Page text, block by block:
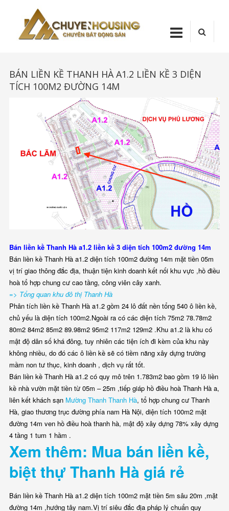
BÁN LIỀN KỀ THANH HÀ A1.2 LIỀN KỀ 3 DIỆN
TÍCH 100M2 ĐƯỜNG 14M
Bán liền kề Thanh Hà a1.2 liền kề 3 diện tích 100m2 đường 14m
Bán liền kề Thanh Hà a1.2 diện tích 100m2 đường 14m mặt tiền 05m
vị trí giao thông đắc địa, thuận tiện kinh doanh kết nối khu vực ,hồ điều
hoà tổ hợp chung cư cao tầng, công viên cây xanh.
=> Tổng quan khu đô thị Thanh Hà
Phân tích liền kề Thanh Hà a1.2 gồm 24 lô đất nền tổng 540 ô liền kề,
chủ yếu là diện tích 100m2.Ngoài ra có các diện tích 75m2 78.78m2
80m2 84m2 85m2 89.98m2 95m2 117m2 129m2 .Khu a1.2 là khu có
mật độ dân số khá đông, tuy nhiên các tiện ích đi kèm của khu này
không nhiều, do đó các ô liền kề sẽ có tiềm năng xây dựng trường
mầm non tư thục, kinh doanh , dịch vụ rất tốt.
Bán liền kề Thanh Hà a1.2 có quy mô trên 1.783m2 bao gồm 19 lô liền
kề nhà vườn mặt tiền từ 05m – 25m ,tiếp giáp hồ điều hoà Thanh Hà a,
liên kết khách sạn Mường Thanh Thanh Hà, tổ hợp chung cư Thanh
Hà, giao thương trục đường phía nam Hà Nội, diện tích 100m2 mặt
đường 14m ven hồ điều hoà thanh hà, mật độ xây dựng 78% xây dựng
4 tầng 1 tum 1 hầm .
Xem thêm: Mua bán liền kề,
biệt thự Thanh Hà giá rẻ
Bán liền kề Thanh Hà a1.2 diện tích 100m2 mặt tiền 5m sâu 20m ,mặt
đường 14m ,hướng tây nam.Vị trí siêu đắc địa pháp lý chuẩn quy